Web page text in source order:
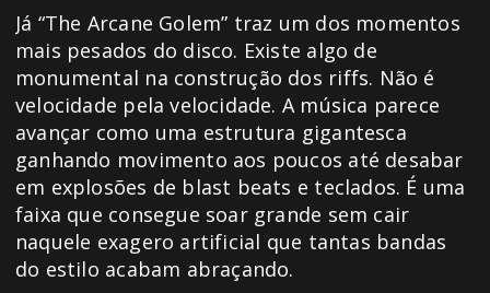
Já “The Arcane Golem” traz um dos momentos
mais pesados do disco. Existe algo de
monumental na construção dos riffs. Não é
velocidade pela velocidade. A música parece
avançar como uma estrutura gigantesca
ganhando movimento aos poucos até desabar
em explosões de blast beats e teclados. É uma
faixa que consegue soar grande sem cair
naquele exagero artificial que tantas bandas
do estilo acabam abraçando.